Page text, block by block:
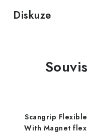
Diskuze
Scangrip
With Magnet